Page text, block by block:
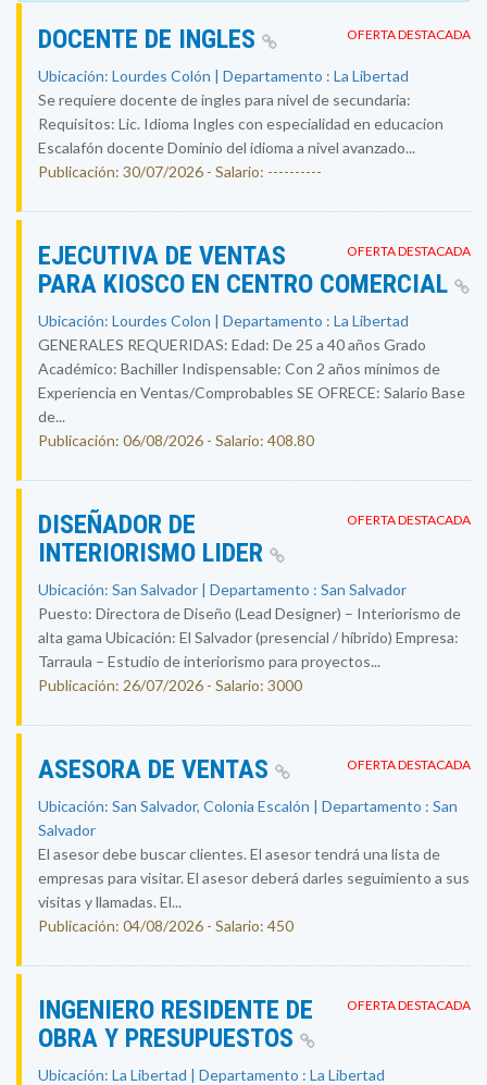
OFERTA DESTACADA
DOCENTE DE INGLES
Ubicación: Lourdes Colón | Departamento : La Libertad
Se requiere docente de ingles para nivel de secundaria:
Requisitos: Lic. Idioma Ingles con especialidad en educacion
Escalafón docente Dominio del idioma a nivel avanzado...
Publicación: 30/07/2026 - Salario: ----------
OFERTA DESTACADA
EJECUTIVA DE VENTAS
PARA KIOSCO EN CENTRO COMERCIAL
Ubicación: Lourdes Colon | Departamento : La Libertad
GENERALES REQUERIDAS: Edad: De 25 a 40 años Grado
Académico: Bachiller Indispensable: Con 2 años mínimos de
Experiencia en Ventas/Comprobables SE OFRECE: Salario Base
de...
Publicación: 06/08/2026 - Salario: 408.80
OFERTA DESTACADA
DISEÑADOR DE
INTERIORISMO LIDER
Ubicación: San Salvador | Departamento : San Salvador
Puesto: Directora de Diseño (Lead Designer) – Interiorismo de
alta gama Ubicación: El Salvador (presencial / híbrido) Empresa:
Tarraula – Estudio de interiorismo para proyectos...
Publicación: 26/07/2026 - Salario: 3000
OFERTA DESTACADA
ASESORA DE VENTAS
Ubicación: San Salvador, Colonia Escalón | Departamento : San
Salvador
El asesor debe buscar clientes. El asesor tendrá una lista de
empresas para visitar. El asesor deberá darles seguimiento a sus
visitas y llamadas. El...
Publicación: 04/08/2026 - Salario: 450
OFERTA DESTACADA
INGENIERO RESIDENTE DE
OBRA Y PRESUPUESTOS
Ubicación: La Libertad | Departamento : La Libertad